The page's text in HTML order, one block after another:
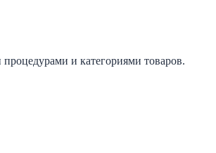
и категориями товаров.